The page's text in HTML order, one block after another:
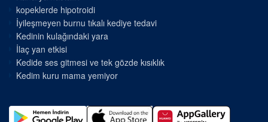
kopeklerde hipotroidi
İyileşmeyen burnu tıkalı kediye tedavi
Kedinin kulağındaki yara
İlaç yan etkisi
Kedide ses gitmesi ve tek gözde kısıklık
Kedim kuru mama yemiyor